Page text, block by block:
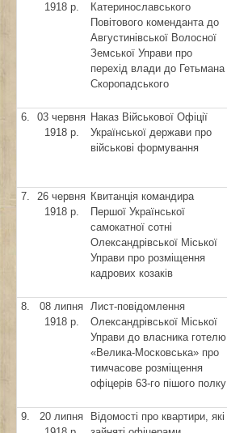
1918 р.
Катеринославського
Повітового коменданта до
Августинівської Волосної
Земської Управи про
перехід влади до Гетьмана
Скоропадського
6.
03 червня
1918 р.
Наказ Військової Офіції
Української держави про
військові формування
7.
26 червня
1918 р.
Квитанція командира
Першої Української
самокатної сотні
Олександрівської Міської
Управи про розміщення
кадрових козаків
8.
08 липня
1918 р.
Лист-повідомлення
Олександрівської Міської
Управи до власника готелю
«Велика-Московська» про
тимчасове розміщення
офіцерів 63-го пішого полку
9.
20 липня
Відомості про квартири, які